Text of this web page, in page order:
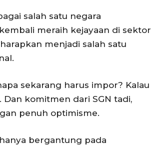
salah satu negara
meraih kejayaan di sektor
menjadi salah satu
sekarang harus impor? Kalau
komitmen dari SGN tadi,
penuh optimisme.
bergantung pada